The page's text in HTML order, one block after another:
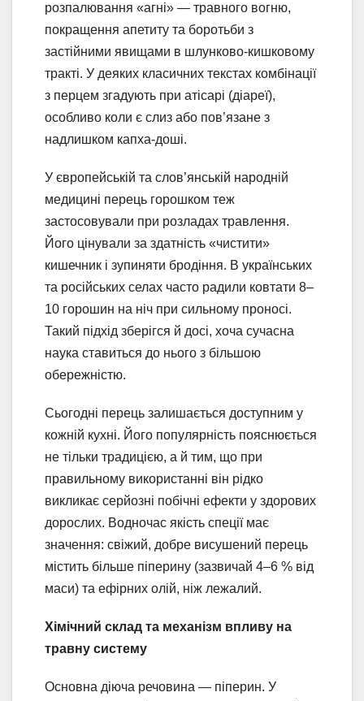
розпалювання «агні» — травного вогню,
покращення апетиту та боротьби з
застійними явищами в шлунково-кишковому
тракті. У деяких класичних текстах комбінації
з перцем згадують при атісарі (діареї),
особливо коли є слиз або пов’язане з
надлишком капха-доші.
У європейській та слов’янській народній
медицині перець горошком теж
застосовували при розладах травлення.
Його цінували за здатність «чистити»
кишечник і зупиняти бродіння. В українських
та російських селах часто радили ковтати 8–
10 горошин на ніч при сильному проносі.
Такий підхід зберігся й досі, хоча сучасна
наука ставиться до нього з більшою
обережністю.
Сьогодні перець залишається доступним у
кожній кухні. Його популярність пояснюється
не тільки традицією, а й тим, що при
правильному використанні він рідко
викликає серйозні побічні ефекти у здорових
дорослих. Водночас якість спеції має
значення: свіжий, добре висушений перець
містить більше піперину (зазвичай 4–6 % від
маси) та ефірних олій, ніж лежалий.
Хімічний склад та механізм впливу на
травну систему
Основна діюча речовина — піперин. У